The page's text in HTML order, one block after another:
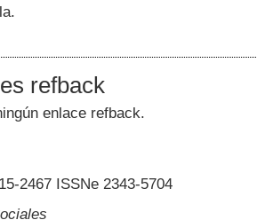
refback
enlace refback.
2467 ISSNe 2343-5704